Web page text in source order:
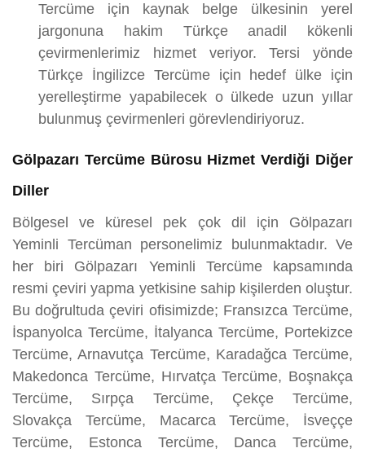
Tercüme için kaynak belge ülkesinin yerel
jargonuna hakim Türkçe anadil kökenli
çevirmenlerimiz hizmet veriyor. Tersi yönde
Türkçe İngilizce Tercüme için hedef ülke için
yerelleştirme yapabilecek o ülkede uzun yıllar
bulunmuş çevirmenleri görevlendiriyoruz.
Gölpazarı Tercüme Bürosu Hizmet Verdiği Diğer
Diller
Bölgesel ve küresel pek çok dil için Gölpazarı
Yeminli Tercüman personelimiz bulunmaktadır. Ve
her biri Gölpazarı Yeminli Tercüme kapsamında
resmi çeviri yapma yetkisine sahip kişilerden oluştur.
Bu doğrultuda çeviri ofisimizde; Fransızca Tercüme,
İspanyolca Tercüme, İtalyanca Tercüme, Portekizce
Tercüme, Arnavutça Tercüme, Karadağca Tercüme,
Makedonca Tercüme, Hırvatça Tercüme, Boşnakça
Tercüme, Sırpça Tercüme, Çekçe Tercüme,
Slovakça Tercüme, Macarca Tercüme, İsveççe
Tercüme, Estonca Tercüme, Danca Tercüme,